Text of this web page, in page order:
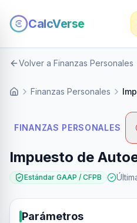
CalcVerse
Volver a Finanzas Personales
Finanzas Personales
FINANZAS PERSONALES
Impuesto de
Estándar GAAP / CFPB
Parámetros